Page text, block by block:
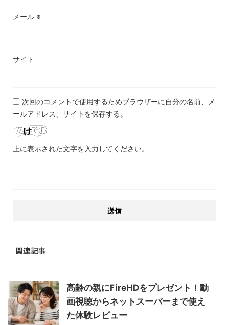
メール ※
サイト
次回のコメントで使用するためブラウザーに自分の名前、メ
ールアドレス、サイトを保存する。
上に表示された文字を入力してください。
関連記事
高齢の親にFireHDをプレゼント！動
画視聴からネットスーパーまで使え
た体験レビュー